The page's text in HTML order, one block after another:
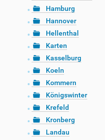
Hamburg
Hannover
Hellenthal
Karten
Kasselburg
Koeln
Kommern
Königswinter
Krefeld
Kronberg
Landau